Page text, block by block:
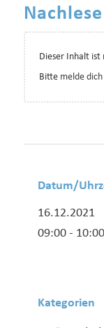
Nachlese
Dieser Inhalt ist
Bitte melde dich
Datum/
16.12.2021
09:00 -
Kategorien